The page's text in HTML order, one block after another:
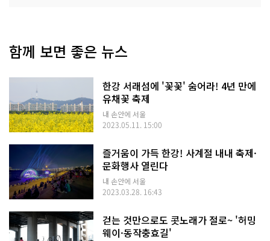
함께 보면 좋은 뉴스
한강 서래섬에 '꽃꽃' 숨어라! 4년 만에
유채꽃 축제
내 손안에 서울
2023.05.11. 15:00
즐거움이 가득 한강! 사계절 내내 축제·
문화행사 열린다
내 손안에 서울
2023.03.28. 16:43
걷는 것만으로도 콧노래가 절로~ '허밍
웨이·동작충효길'